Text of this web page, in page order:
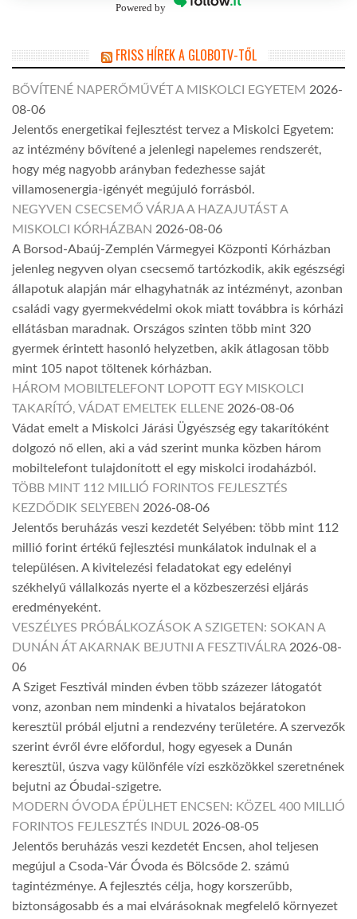
Powered by
FRISS HÍREK A GLOBOTV-TŐL
BŐVÍTENÉ NAPERŐMŰVÉT A MISKOLCI EGYETEM 2026-
08-06
Jelentős energetikai fejlesztést tervez a Miskolci Egyetem:
az intézmény bővítené a jelenlegi napelemes rendszerét,
hogy még nagyobb arányban fedezhesse saját
villamosenergia-igényét megújuló forrásból.
NEGYVEN CSECSEMŐ VÁRJA A HAZAJUTÁST A
MISKOLCI KÓRHÁZBAN 2026-08-06
A Borsod-Abaúj-Zemplén Vármegyei Központi Kórházban
jelenleg negyven olyan csecsemő tartózkodik, akik egészségi
állapotuk alapján már elhagyhatnák az intézményt, azonban
családi vagy gyermekvédelmi okok miatt továbbra is kórházi
ellátásban maradnak. Országos szinten több mint 320
gyermek érintett hasonló helyzetben, akik átlagosan több
mint 105 napot töltenek kórházban.
HÁROM MOBILTELEFONT LOPOTT EGY MISKOLCI
TAKARÍTÓ, VÁDAT EMELTEK ELLENE 2026-08-06
Vádat emelt a Miskolci Járási Ügyészség egy takarítóként
dolgozó nő ellen, aki a vád szerint munka közben három
mobiltelefont tulajdonított el egy miskolci irodaházból.
TÖBB MINT 112 MILLIÓ FORINTOS FEJLESZTÉS
KEZDŐDIK SELYEBEN 2026-08-06
Jelentős beruházás veszi kezdetét Selyében: több mint 112
millió forint értékű fejlesztési munkálatok indulnak el a
településen. A kivitelezési feladatokat egy edelényi
székhelyű vállalkozás nyerte el a közbeszerzési eljárás
eredményeként.
VESZÉLYES PRÓBÁLKOZÁSOK A SZIGETEN: SOKAN A
DUNÁN ÁT AKARNAK BEJUTNI A FESZTIVÁLRA 2026-08-
06
A Sziget Fesztivál minden évben több százezer látogatót
vonz, azonban nem mindenki a hivatalos bejáratokon
keresztül próbál eljutni a rendezvény területére. A szervezők
szerint évről évre előfordul, hogy egyesek a Dunán
keresztül, úszva vagy különféle vízi eszközökkel szeretnének
bejutni az Óbudai-szigetre.
MODERN ÓVODA ÉPÜLHET ENCSEN: KÖZEL 400 MILLIÓ
FORINTOS FEJLESZTÉS INDUL 2026-08-05
Jelentős beruházás veszi kezdetét Encsen, ahol teljesen
megújul a Csoda-Vár Óvoda és Bölcsőde 2. számú
tagintézménye. A fejlesztés célja, hogy korszerűbb,
biztonságosabb és a mai elvárásoknak megfelelő környezet